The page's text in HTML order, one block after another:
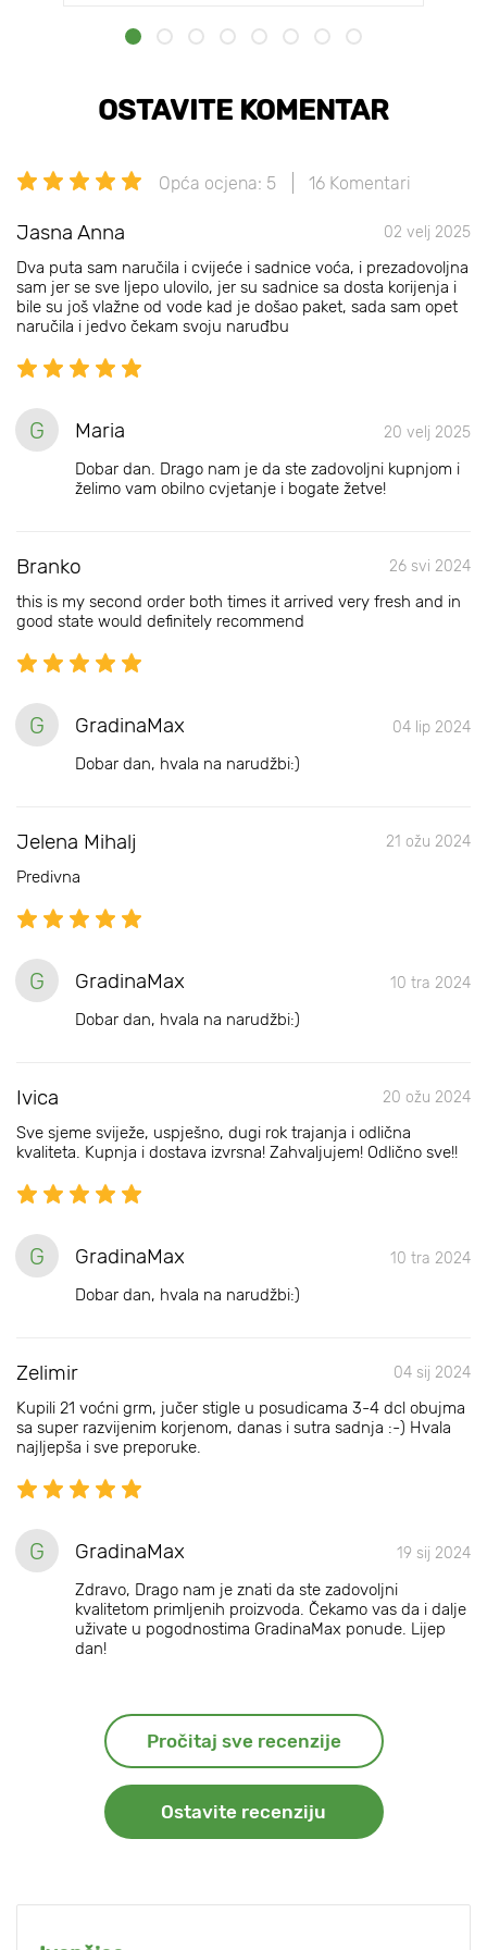
OSTAVITE KOMENTAR
Opća ocjena: 5 16 Komentari
Jasna Anna 02 velj 2025
Dva puta sam naručila i cvijeće i sadnice voća, i prezadovoljna
sam jer se sve ljepo ulovilo, jer su sadnice sa dosta korijenja i
bile su još vlažne od vode kad je došao paket, sada sam opet
naručila i jedvo čekam svoju naruđbu
G Maria 20 velj 2025
Dobar dan. Drago nam je da ste zadovoljni kupnjom i
želimo vam obilno cvjetanje i bogate žetve!
Branko 26 svi 2024
this is my second order both times it arrived very fresh and in
good state would definitely recommend
G GradinaMax 04 lip 2024
Dobar dan, hvala na narudžbi:)
Jelena Mihalj 21 ožu 2024
Predivna
G GradinaMax 10 tra 2024
Dobar dan, hvala na narudžbi:)
Ivica 20 ožu 2024
Sve sjeme sviježe, uspješno, dugi rok trajanja i odlična
kvaliteta. Kupnja i dostava izvrsna! Zahvaljujem! Odlično sve!!
G GradinaMax 10 tra 2024
Dobar dan, hvala na narudžbi:)
Zelimir 04 sij 2024
Kupili 21 voćni grm, jučer stigle u posudicama 3-4 dcl obujma
sa super razvijenim korjenom, danas i sutra sadnja :-) Hvala
najljepša i sve preporuke.
G GradinaMax 19 sij 2024
Zdravo, Drago nam je znati da ste zadovoljni
kvalitetom primljenih proizvoda. Čekamo vas da i dalje
uživate u pogodnostima GradinaMax ponude. Lijep
dan!
Pročitaj sve recenzije
Ostavite recenziju